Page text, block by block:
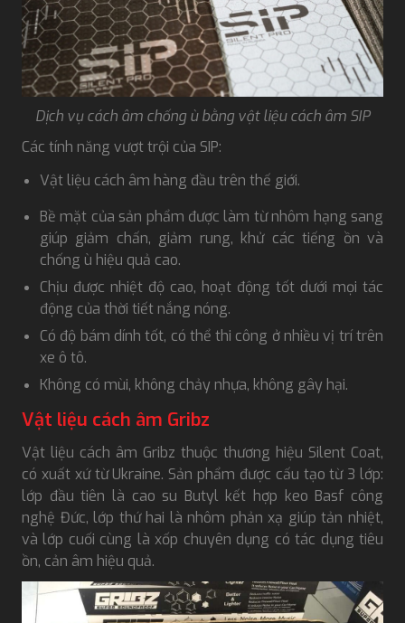
Dịch vụ cách âm chống ù bằng vật liệu cách âm SIP
Các tính năng vượt trội của SIP:
Vật liệu cách âm hàng đầu trên thế giới.
Bề mặt của sản phẩm được làm từ nhôm hạng sang
giúp giảm chấn, giảm rung, khử các tiếng ồn và
chống ù hiệu quả cao.
Chịu được nhiệt độ cao, hoạt động tốt dưới mọi tác
động của thời tiết nắng nóng.
Có độ bám dính tốt, có thể thi công ở nhiều vị trí trên
xe ô tô.
Không có mùi, không chảy nhựa, không gây hại.
Vật liệu cách âm Gribz
Vật liệu cách âm Gribz thuộc thương hiệu Silent Coat,
có xuất xứ từ Ukraine. Sản phẩm được cấu tạo từ 3 lớp:
lớp đầu tiên là cao su Butyl kết hợp keo Basf công
nghệ Đức, lớp thứ hai là nhôm phản xạ giúp tản nhiệt,
và lớp cuối cùng là xốp chuyên dụng có tác dụng tiêu
ồn, cản âm hiệu quả.